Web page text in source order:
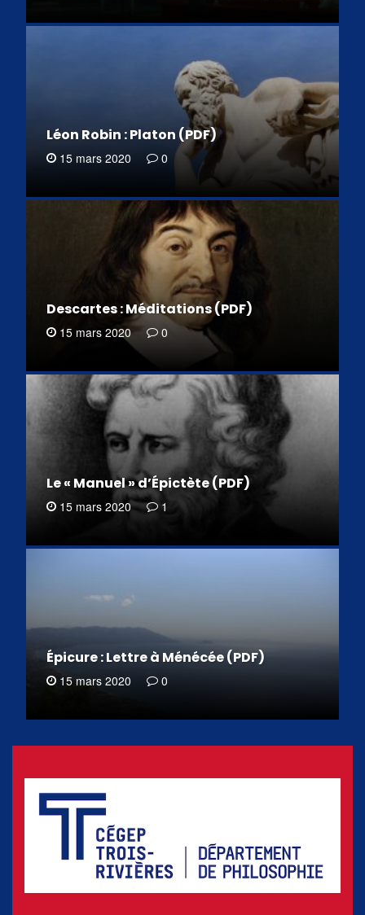
Léon Robin : Platon (PDF)
15 mars 2020 0
Descartes : Méditations (PDF)
15 mars 2020 0
Le « Manuel » d’Épictète (PDF)
15 mars 2020 1
Épicure : Lettre à Ménécée (PDF)
15 mars 2020 0